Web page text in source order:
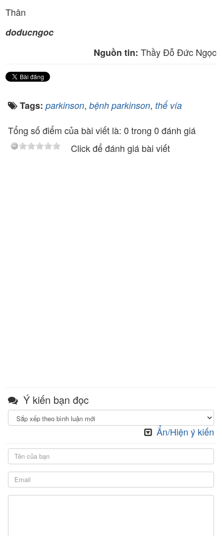
Thân
doducngoc
Nguồn tin: Thầy Đỗ Đức Ngọc
Tags: parkinson, bệnh parkinson, thể vía
Tổng số điểm của bài viết là: 0 trong 0 đánh giá
Click để đánh giá bài viết
Ý kiến bạn đọc
Ẩn/Hiện ý kiến